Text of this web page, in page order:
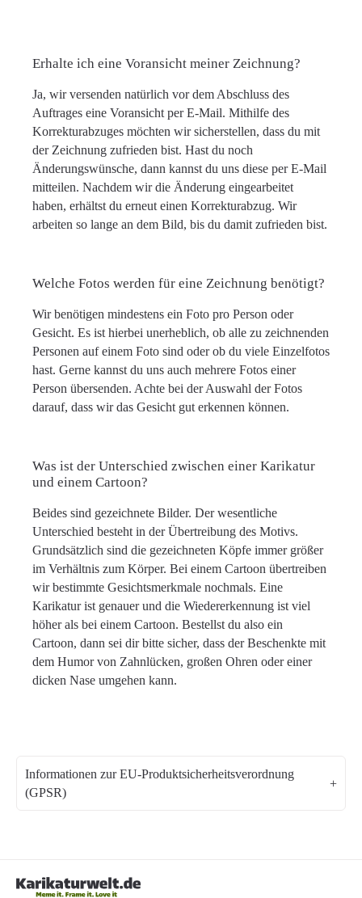
Erhalte ich eine Voransicht meiner Zeichnung?
Ja, wir versenden natürlich vor dem Abschluss des
Auftrages eine Voransicht per E-Mail. Mithilfe des
Korrekturabzuges möchten wir sicherstellen, dass du mit
der Zeichnung zufrieden bist. Hast du noch
Änderungswünsche, dann kannst du uns diese per E-Mail
mitteilen. Nachdem wir die Änderung eingearbeitet
haben, erhältst du erneut einen Korrekturabzug. Wir
arbeiten so lange an dem Bild, bis du damit zufrieden bist.
Welche Fotos werden für eine Zeichnung benötigt?
Wir benötigen mindestens ein Foto pro Person oder
Gesicht. Es ist hierbei unerheblich, ob alle zu zeichnenden
Personen auf einem Foto sind oder ob du viele Einzelfotos
hast. Gerne kannst du uns auch mehrere Fotos einer
Person übersenden. Achte bei der Auswahl der Fotos
darauf, dass wir das Gesicht gut erkennen können.
Was ist der Unterschied zwischen einer Karikatur
und einem Cartoon?
Beides sind gezeichnete Bilder. Der wesentliche
Unterschied besteht in der Übertreibung des Motivs.
Grundsätzlich sind die gezeichneten Köpfe immer größer
im Verhältnis zum Körper. Bei einem Cartoon übertreiben
wir bestimmte Gesichtsmerkmale nochmals. Eine
Karikatur ist genauer und die Wiedererkennung ist viel
höher als bei einem Cartoon. Bestellst du also ein
Cartoon, dann sei dir bitte sicher, dass der Beschenkte mit
dem Humor von Zahnlücken, großen Ohren oder einer
dicken Nase umgehen kann.
Informationen zur EU-Produktsicherheitsverordnung
(GPSR)